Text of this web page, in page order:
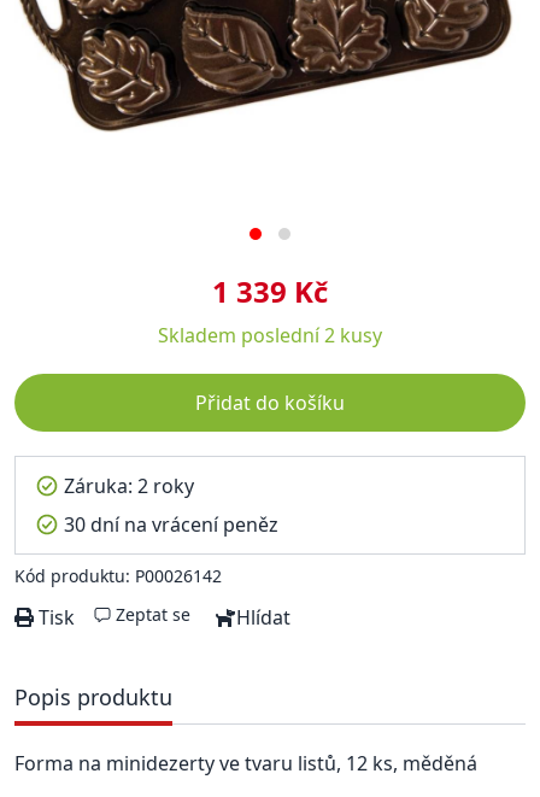
1 339 Kč
Skladem poslední 2 kusy
Přidat do košíku
Záruka: 2 roky
30 dní na vrácení peněz
Kód produktu: P00026142
Tisk Zeptat se Hlídat
Popis produktu
Forma na minidezerty ve tvaru listů, 12 ks, měděná